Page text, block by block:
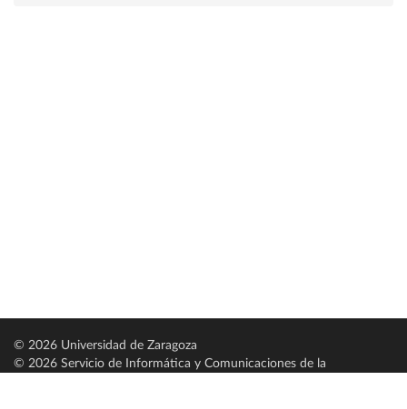
© 2026 Universidad de Zaragoza
© 2026 Servicio de Informática y Comunicaciones de la